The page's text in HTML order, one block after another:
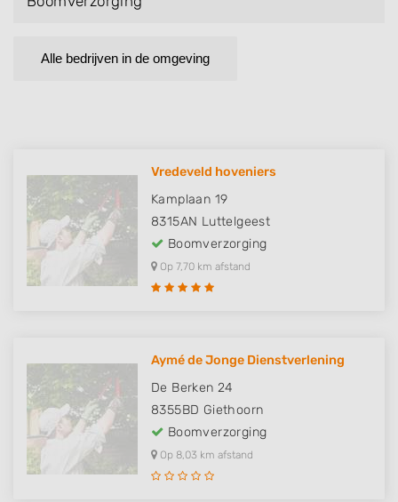
Alle bedrijven in de omgeving
Vredeveld hoveniers
Kamplaan 19
8315AN Luttelgeest
Boomverzorging
Op 7,70 km afstand
Aymé de Jonge Dienstverlening
De Berken 24
8355BD Giethoorn
Boomverzorging
Op 8,03 km afstand